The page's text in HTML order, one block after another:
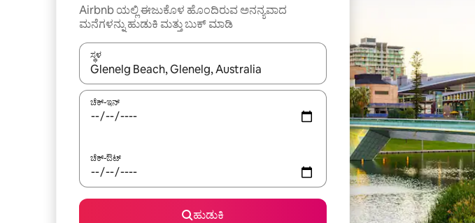
Airbnb ಯಲ್ಲಿ ಈಜುಕೊಳ ಹೊಂದಿರುವ ಅನನ್ಯವಾದ
ಮನೆಗಳನ್ನು ಹುಡುಕಿ ಮತ್ತು ಬುಕ್ ಮಾಡಿ
ಸ್ಥಳ
ಫಲಿತಾಂಶಗಳು ಲಭ್ಯವಿರುವಾಗ, ಅಪ್ ಮತ್ತು ಡೌನ್ ಬಾಣದ ಕೀಲಿಗಳೊಂದಿಗೆ ನ್ಯಾವಿಗೇಟ್ ಮಾಡಿ ಅಥವಾ ಸ್ಪರ್ಶ
ಚೆಕ್-ಇನ್
ಚೆಕ್-ಔಟ್
ಹುಡುಕಿ